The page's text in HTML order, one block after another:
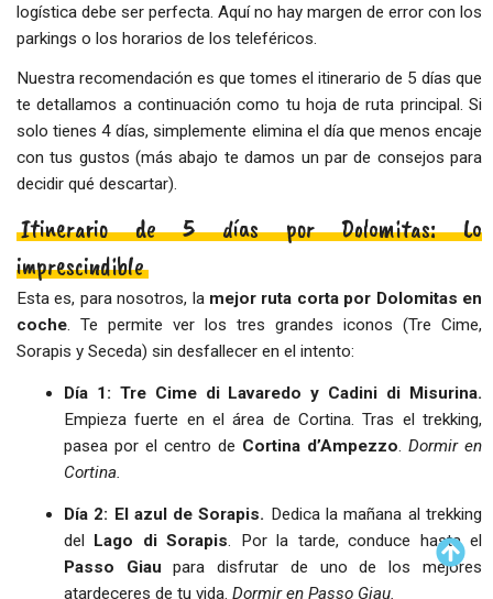
logística debe ser perfecta. Aquí no hay margen de error con los
parkings o los horarios de los teleféricos.
Nuestra recomendación es que tomes el itinerario de 5 días que
te detallamos a continuación como tu hoja de ruta principal. Si
solo tienes 4 días, simplemente elimina el día que menos encaje
con tus gustos (más abajo te damos un par de consejos para
decidir qué descartar).
Itinerario de 5 días por Dolomitas: Lo
imprescindible
Esta es, para nosotros, la mejor ruta corta por Dolomitas en
coche. Te permite ver los tres grandes iconos (Tre Cime,
Sorapis y Seceda) sin desfallecer en el intento:
Día 1: Tre Cime di Lavaredo y Cadini di Misurina.
Empieza fuerte en el área de Cortina. Tras el trekking,
pasea por el centro de Cortina d’Ampezzo.Dormir en
Cortina.
Día 2: El azul de Sorapis. Dedica la mañana al trekking
del Lago di Sorapis. Por la tarde, conduce hasta el
Passo Giau para disfrutar de uno de los mejores
atardeceres de tu vida. Dormir en Passo Giau.